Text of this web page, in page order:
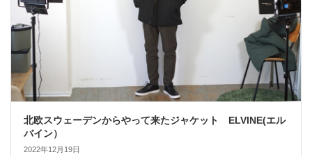
北欧スウェーデンからやって来たジャケット ELVINE(エル
バイン）
2022年12月19日